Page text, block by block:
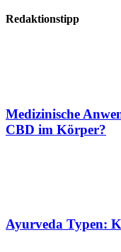
Redaktionstipp
Medizinische
CBD im Körper?
Ayurveda Typen: